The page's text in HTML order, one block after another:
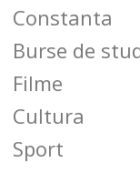
Constanta
Burse de
Filme
Cultura
Sport